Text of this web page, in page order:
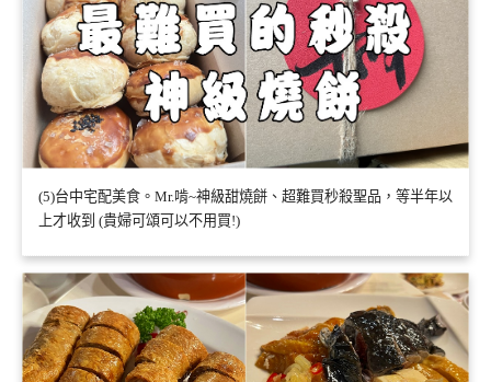
(5)台中宅配美食。Mr.啃~神級甜燒餅、超難買秒殺聖品，等半年以
上才收到 (貴婦可頌可以不用買!)